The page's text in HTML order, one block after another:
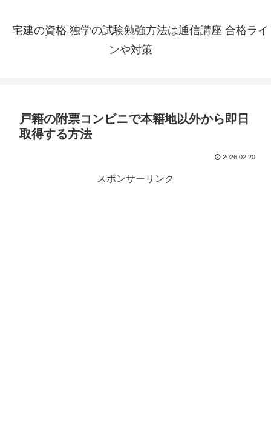
宅建の資格 独学の試験勉強方法は通信講座 合格ライ
ンや対策
戸籍の附票コンビニで本籍地以外から即日
取得する方法
2026.02.20
スポンサーリンク